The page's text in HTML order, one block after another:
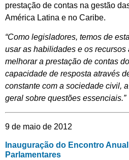
prestação de contas na gestão
América Latina e no Caribe.
“Como legisladores, temos de
usar as habilidades e os
melhorar a prestação de contas
capacidade de resposta através
constante com a sociedade civil,
geral sobre questões essenciais.”
9 de maio de 2012
Inauguração do Encontro
Parlamentares